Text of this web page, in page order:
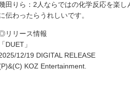
田りら：2人ならではの化学反応を楽
伝わったらうれしいです。
リリース情報
「DUET」
12/19 DIGITAL RELEASE
KOZ Entertainment.